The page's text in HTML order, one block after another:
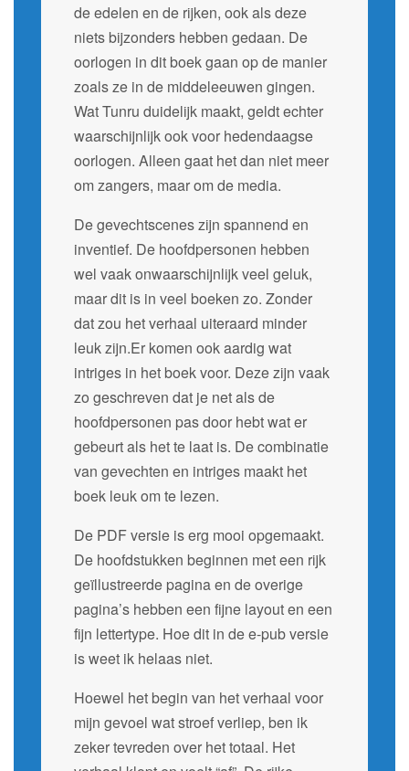
de edelen en de rijken, ook als deze
niets bijzonders hebben gedaan. De
oorlogen in dit boek gaan op de manier
zoals ze in de middeleeuwen gingen.
Wat Tunru duidelijk maakt, geldt echter
waarschijnlijk ook voor hedendaagse
oorlogen. Alleen gaat het dan niet meer
om zangers, maar om de media.
De gevechtscenes zijn spannend en
inventief. De hoofdpersonen hebben
wel vaak onwaarschijnlijk veel geluk,
maar dit is in veel boeken zo. Zonder
dat zou het verhaal uiteraard minder
leuk zijn.Er komen ook aardig wat
intriges in het boek voor. Deze zijn vaak
zo geschreven dat je net als de
hoofdpersonen pas door hebt wat er
gebeurt als het te laat is. De combinatie
van gevechten en intriges maakt het
boek leuk om te lezen.
De PDF versie is erg mooi opgemaakt.
De hoofdstukken beginnen met een rijk
geïllustreerde pagina en de overige
pagina’s hebben een fijne layout en een
fijn lettertype. Hoe dit in de e-pub versie
is weet ik helaas niet.
Hoewel het begin van het verhaal voor
mijn gevoel wat stroef verliep, ben ik
zeker tevreden over het totaal. Het